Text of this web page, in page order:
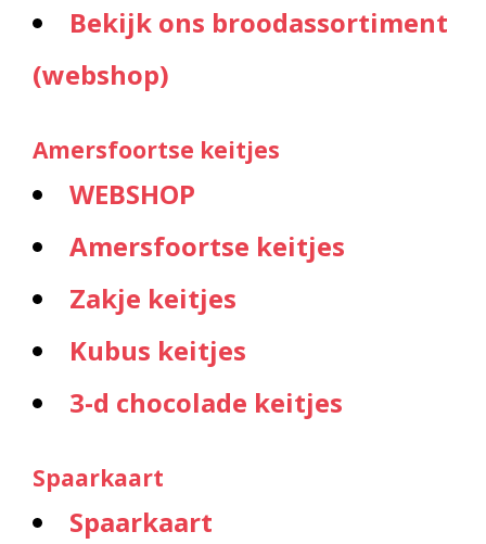
Bekijk ons broodassortiment
(webshop)
Amersfoortse keitjes
WEBSHOP
Amersfoortse keitjes
Zakje keitjes
Kubus keitjes
3-d chocolade keitjes
Spaarkaart
Spaarkaart